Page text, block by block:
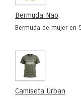
Bermuda Nao
Bermuda de mujer en
Camiseta Urban